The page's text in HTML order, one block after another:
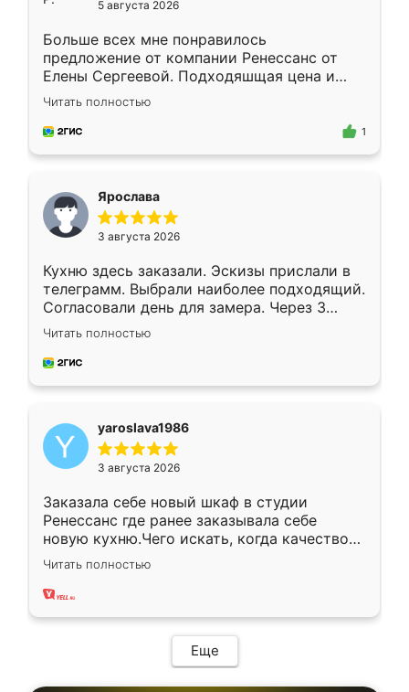
5 августа 2026
Больше всех мне понравилось
предложение от компании Ренессанс от
Елены Сергеевой. Подходяшщая цена и
короткие сроки изготовления. Приехавший
для замера сотрудник Владислав
предложил по моему эскизу самый
Читать полностью
1
Ярослава
3 августа 2026
Кухню здесь заказали. Эскизы прислали в
телеграмм. Выбрали наиболее подходящий.
Согласовали день для замера. Через 3
недели кухня была уже готова. Остались
довольны работой. Спасибо Ренессанс
мебель за качественную работу!
Читать полностью
yaroslava1986
3 августа 2026
Заказала себе новый шкаф в студии
Ренессанс где ранее заказывала себе
новую кухню.Чего искать, когда качеством
вполне довольна. Служит кухня уже почти
два года, нареканий нет.
Читать полностью
Еще